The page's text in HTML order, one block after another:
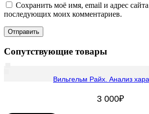
Сохранить моё имя, email и адрес
последующих моих комментариев.
Сопутствующие товары
Вильгельм Райх. Анализ
3 000₽